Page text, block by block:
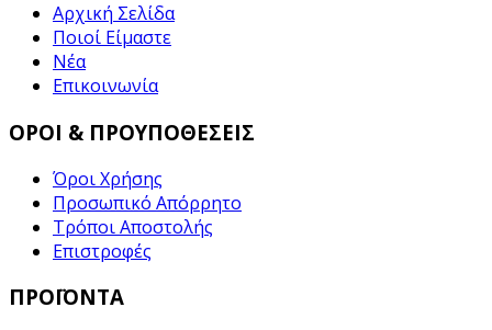
Αρχική Σελίδα
Ποιοί Είμαστε
Νέα
Επικοινωνία
ΟΡΟΙ & ΠΡΟΥΠΟΘΕΣΕΙΣ
Όροι Χρήσης
Προσωπικό Απόρρητο
Τρόποι Αποστολής
Επιστροφές
ΠΡΟΪΟΝΤΑ